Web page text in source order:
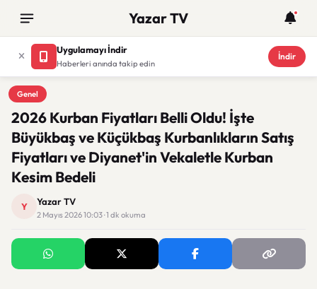
Yazar TV
Uygulamayı İndir
Haberleri anında takip edin
İndir
Genel
Genel
2026 Kurban Fiyatları Belli Oldu! İşte
Büyükbaş ve Küçükbaş Kurbanlıkların Satış
Fiyatları ve Diyanet'in Vekaletle Kurban
Kesim Bedeli
Y Yazar TV
2 Mayıs 2026 10:03 · 1 dk okuma